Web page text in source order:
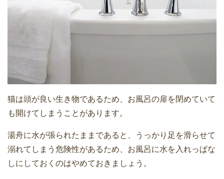
猫は頭が良い生き物であるため、お風呂の扉を閉めていて
も開けてしまうことがあります。
湯舟に水が張られたままであると、うっかり足を滑らせて
溺れてしまう危険性があるため、お風呂に水を入れっぱな
しにしておくのはやめておきましょう。